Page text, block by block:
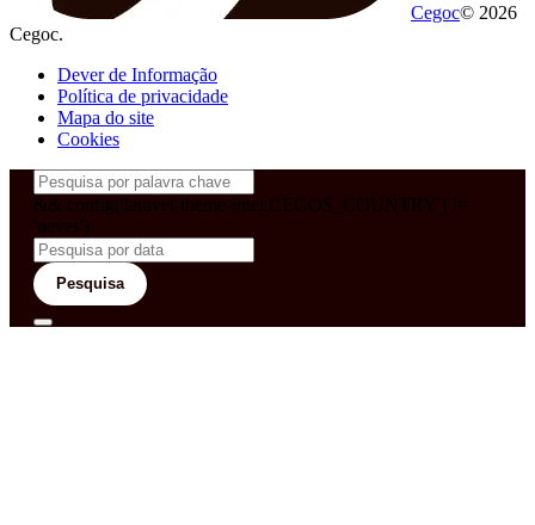
Cegoc© 2026
Cegoc.
Dever de Informação
Política de privacidade
Mapa do site
Cookies
&& config('laravel-theme-inter.CEGOS_COUNTRY') !=
'neves')
Pesquisa